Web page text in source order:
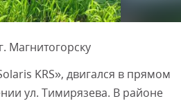
Магнитогорску
KRS», двигался в прямом
ул. Тимирязева. В районе